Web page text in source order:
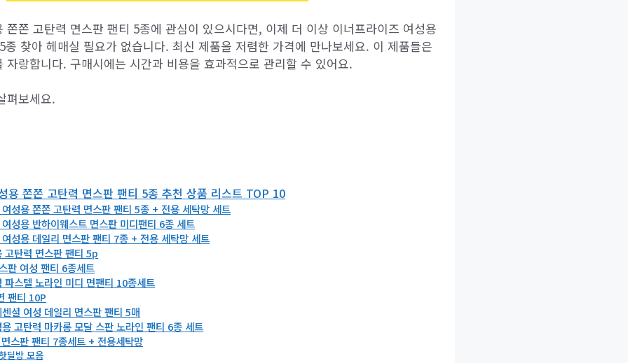
쫀쫀 고탄력 면스판 팬티 5종에 관심이 있으시다면, 이제 더 이상 이너프라이즈 여성용
찾아 헤매실 필요가 없습니다. 최신 제품을 저렴한 가격에 만나보세요. 이 제품들은
자랑합니다. 구매시에는 시간과 비용을 효과적으로 관리할 수 있어요.
펴보세요.
용 쫀쫀 고탄력 면스판 팬티 5종 추천 상품 리스트 TOP 10
성용 쫀쫀 고탄력 면스판 팬티 5종 + 전용 세탁망 세트
성용 반하이웨스트 면스판 미디팬티 6종 세트
성용 데일리 면스판 팬티 7종 + 전용 세탁망 세트
고탄력 면스판 팬티 5p
판 여성 팬티 6종세트
파스텔 노라인 미디 면팬티 10종세트
팬티 10P
셜 여성 데일리 면스판 팬티 5매
고탄력 마카롱 모달 스판 노라인 팬티 6종 세트
스판 팬티 7종세트 + 전용세탁망
딜방 모음